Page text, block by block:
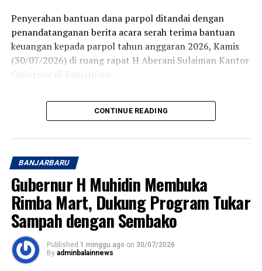
Penyerahan bantuan dana parpol ditandai dengan
penandatanganan berita acara serah terima bantuan
keuangan kepada parpol tahun anggaran 2026, Kamis
(30/07/2026) di ruang rapat H Aberani Sulaiman Kantor
Gubernur di Banjarbaru.
Gubernur Kalsel H Muhidin melalui Staf Ahli Bidang
Pemerintah Hukum dan Politik, Adi Santoso, diharapkan
ketentuan yakni minimal 60 persen untuk kegiatan yang
berkaitan dengan masyarakat seperti pendidikan politik
dan pangkaderan, selebihnya untuk operasional partai.
“Agar kemanfaatannya bisa benar-benar dirasakan
masyarakat Banua di Kalimantan Selatan, itu pesan
beliau (Gubernur H Muhidin,red), ” ujar Adi kepada
wartawan, usai kegiatan.
Pada kesempatan itu, Adi juga menyampaikan apresiasi
CONTINUE READING
BANJARBARU
Gubernur H Muhidin Membuka
Rimba Mart, Dukung Program Tukar
Sampah dengan Sembako
Published 1 minggu ago on 30/07/2026
By adminbalainnews